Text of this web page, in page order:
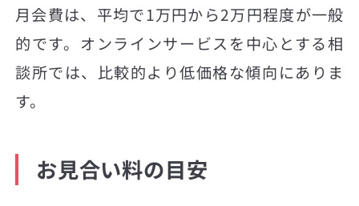
月会費は、平均で1万円から2万円程度が一般
的です。オンラインサービスを中心とする相
談所では、比較的より低価格な傾向にありま
す。
お見合い料の目安